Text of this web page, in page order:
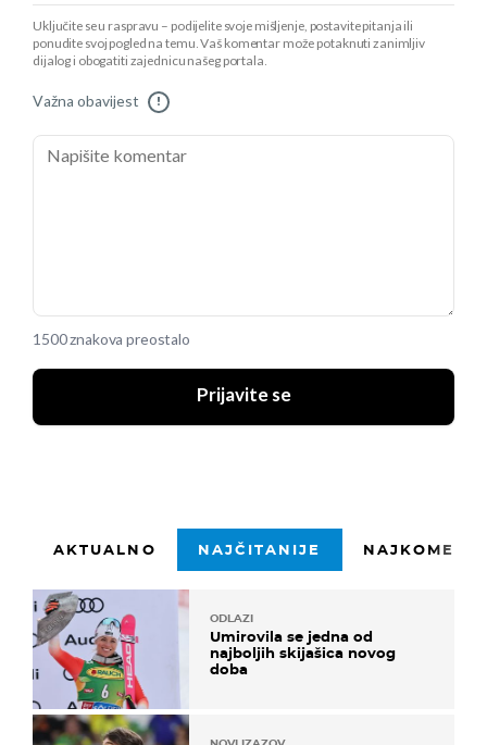
Uključite se u raspravu – podijelite svoje mišljenje, postavite pitanja ili
ponudite svoj pogled na temu. Vaš komentar može potaknuti zanimljiv
dijalog i obogatiti zajednicu našeg portala.
Važna obavijest !
1500 znakova preostalo
Prijavite se
AKTUALNO NAJČITANIJE
ODLAZI
Umirovila se jedna od
najboljih skijašica novog
doba